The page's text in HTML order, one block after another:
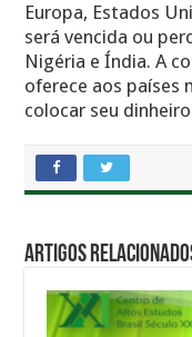
Europa, Estados
será vencida ou
Nigéria e Índia. A
oferece aos países
colocar seu
Artigos